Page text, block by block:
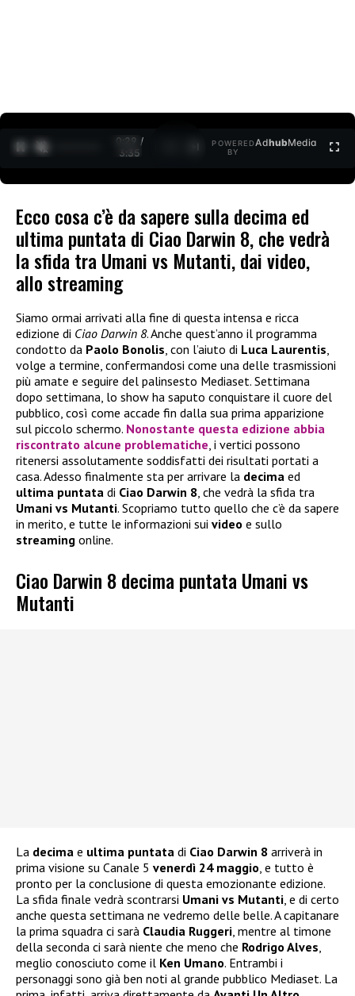
0:30 /
3:35
POWERED
BY
AdhubMedia
Ecco cosa c’è da sapere sulla decima ed
ultima puntata di Ciao Darwin 8, che vedrà
la sfida tra Umani vs Mutanti, dai video,
allo streaming
Siamo ormai arrivati alla fine di questa intensa e ricca
edizione di Ciao Darwin 8. Anche quest’anno il programma
condotto da Paolo Bonolis, con l’aiuto di Luca Laurentis,
volge a termine, confermandosi come una delle trasmissioni
più amate e seguire del palinsesto Mediaset. Settimana
dopo settimana, lo show ha saputo conquistare il cuore del
pubblico, così come accade fin dalla sua prima apparizione
sul piccolo schermo. Nonostante questa edizione abbia
riscontrato alcune problematiche, i vertici possono
ritenersi assolutamente soddisfatti dei risultati portati a
casa. Adesso finalmente sta per arrivare la decima ed
ultima puntata di Ciao Darwin 8, che vedrà la sfida tra
Umani vs Mutanti. Scopriamo tutto quello che c’è da sapere
in merito, e tutte le informazioni sui video e sullo
streaming online.
Ciao Darwin 8 decima puntata Umani vs
Mutanti
La decima e ultima puntata di Ciao Darwin 8 arriverà in
prima visione su Canale 5 venerdì 24 maggio , e tutto è
pronto per la conclusione di questa emozionante edizione.
La sfida finale vedrà scontrarsi Umani vs Mutanti , e di certo
anche questa settimana ne vedremo delle belle. A capitanare
la prima squadra ci sarà Claudia Ruggeri , mentre al timone
della seconda ci sarà niente che meno che Rodrigo Alves
meglio conosciuto come il Ken Umano. Entrambi i
personaggi sono già ben noti al grande pubblico Mediaset. La